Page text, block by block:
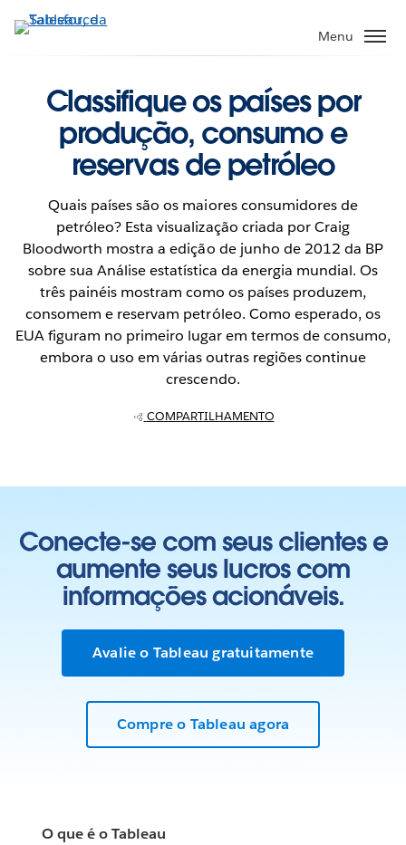
Pular
para
principal
Menu
Classifique os países por
produção, consumo e
reservas de petróleo
Quais países são os maiores consumidores de
petróleo? Esta visualização criada por Craig
Bloodworth mostra a edição de junho de 2012 da BP
sobre sua Análise estatística da energia mundial. Os
três painéis mostram como os países produzem,
consomem e reservam petróleo. Como esperado, os
EUA figuram no primeiro lugar em termos de consumo,
embora o uso em várias outras regiões continue
crescendo.
COMPARTILHAMENTO
Conecte-se com seus clientes e
aumente seus lucros com
informações acionáveis.
Avalie o Tableau gratuitamente
Compre o Tableau agora
O que é o Tableau